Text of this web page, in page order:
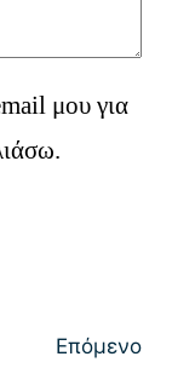
μου για
Επόμενο